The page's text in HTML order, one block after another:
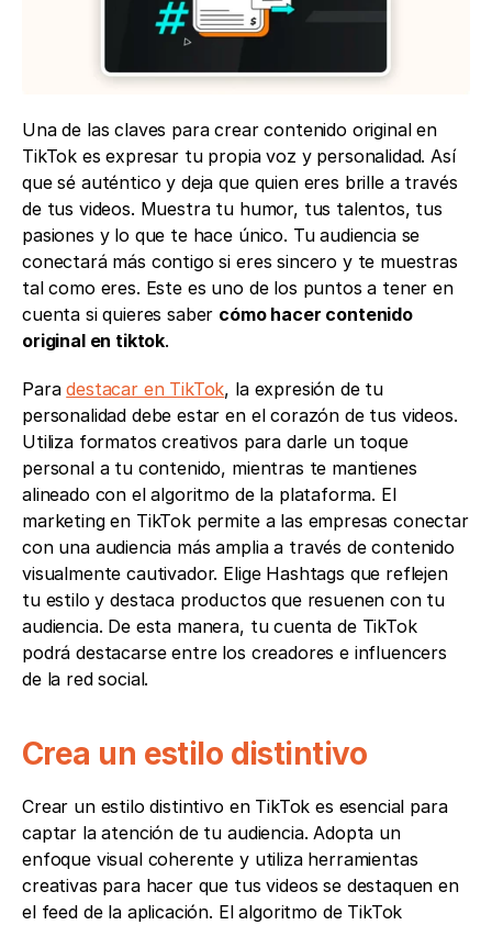
Una de las claves para crear contenido original en
TikTok es expresar tu propia voz y personalidad. Así
que sé auténtico y deja que quien eres brille a través
de tus videos. Muestra tu humor, tus talentos, tus
pasiones y lo que te hace único. Tu audiencia se
conectará más contigo si eres sincero y te muestras
tal como eres. Este es uno de los puntos a tener en
cuenta si quieres saber cómo hacer contenido
original en tiktok.
Para destacar en TikTok, la expresión de tu
personalidad debe estar en el corazón de tus videos.
Utiliza formatos creativos para darle un toque
personal a tu contenido, mientras te mantienes
alineado con el algoritmo de la plataforma. El
marketing en TikTok permite a las empresas conectar
con una audiencia más amplia a través de contenido
visualmente cautivador. Elige Hashtags que reflejen
tu estilo y destaca productos que resuenen con tu
audiencia. De esta manera, tu cuenta de TikTok
podrá destacarse entre los creadores e influencers
de la red social.
Crea un estilo distintivo
Crear un estilo distintivo en TikTok es esencial para
captar la atención de tu audiencia. Adopta un
enfoque visual coherente y utiliza herramientas
creativas para hacer que tus videos se destaquen en
el feed de la aplicación. El algoritmo de TikTok